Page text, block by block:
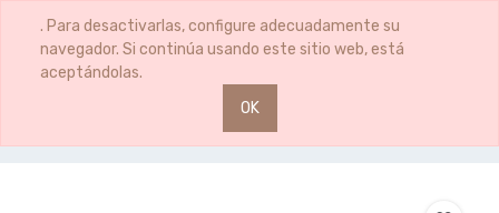
. Para desactivarlas, configure adecuadamente su
navegador. Si continúa usando este sitio web, está
aceptándolas.
OK
0 0
CAFETERA 2TZ MINI EXP.LICHTENSTEIN